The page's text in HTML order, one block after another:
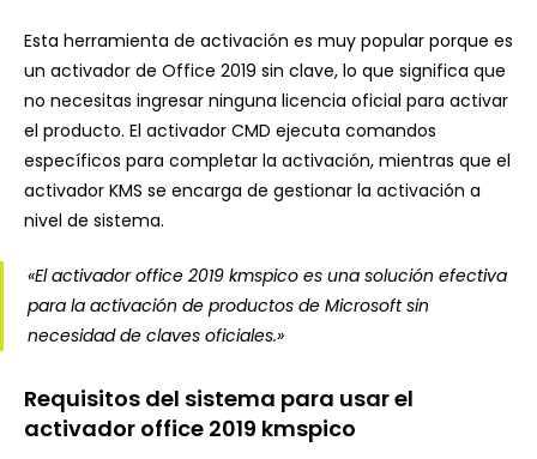
Esta herramienta de activación es muy popular porque es
un activador de Office 2019 sin clave, lo que significa que
no necesitas ingresar ninguna licencia oficial para activar
el producto. El activador CMD ejecuta comandos
específicos para completar la activación, mientras que el
activador KMS se encarga de gestionar la activación a
nivel de sistema.
«El activador office 2019 kmspico es una solución efectiva
para la activación de productos de Microsoft sin
necesidad de claves oficiales.»
Requisitos del sistema para usar el
activador office 2019 kmspico